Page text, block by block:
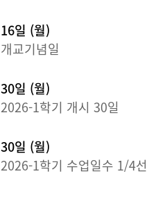
16일 (월)
개교기념일
30일 (월)
2026-1학기 개시 30일
30일 (월)
2026-1학기 수업일수 1/4선